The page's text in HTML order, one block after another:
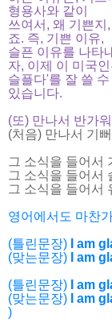
형용사와 같이
쓰여서, 왜 기쁜지
죠. 즉, 기쁜 이유,
슬픈 이유를 나타
자, 이제 이 미국
슬플다'를 잘 쓸 수
있습니다.
(또) 만나서 반가
(처음) 만나서 기
그 소식을 들어서
그 소식을 들어서
그 소식을 들어서
영어에서도 마찬
(틀린문장) I am
(맞는문장)
I am
(틀린문장) I am
(맞는문장) I am
)